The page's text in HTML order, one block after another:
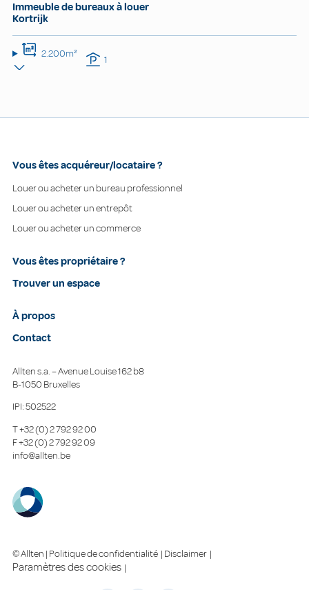
Immeuble de bureaux à louer
Kortrijk
2.200m² 1
Vous êtes acquéreur/locataire ?
Louer ou acheter un bureau professionnel
Louer ou acheter un entrepôt
Louer ou acheter un commerce
Vous êtes propriétaire ?
Trouver un espace
À propos
Contact
Allten s.a. – Avenue Louise 162 b8
B-1050 Bruxelles
IPI: 502522
T+32 (0) 2 792 92 00
F+32 (0) 2 792 92 09
info@allten.be
© Allten | Politique de confidentialité | Disclaimer |
Paramètres des cookies |